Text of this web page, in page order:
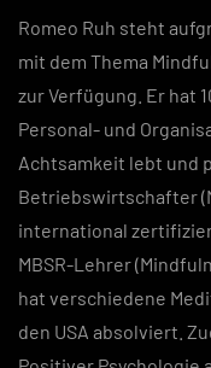
Romeo Ruh steht
mit dem Thema
zur Verfügung. Er hat
Personal- und
Achtsamkeit lebt und
Betriebswirtschafter
international
MBSR-Lehrer
hat verschiedene
den USA absolviert.